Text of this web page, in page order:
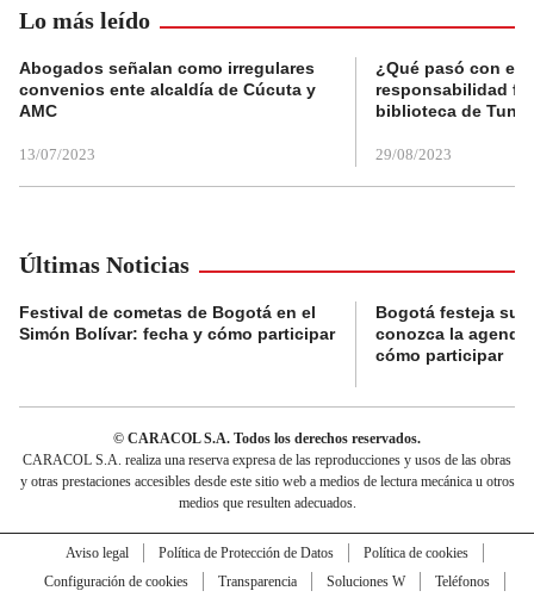
Lo más leído
Abogados señalan como irregulares
convenios ente alcaldía de Cúcuta y
AMC
13/07/2023
¿Qué pasó con el
responsabilidad
biblioteca de
29/08/2023
Últimas Noticias
Festival de cometas de Bogotá en el
Simón Bolívar: fecha y cómo participar
Bogotá festeja su
conozca la
cómo participar
© CARACOL S.A. Todos los derechos reservados.
CARACOL S.A. realiza una reserva expresa de las reproducciones y usos de las obras
y otras prestaciones accesibles desde este sitio web a medios de lectura mecánica u otros
medios que resulten adecuados.
Aviso legal Política de Protección de Datos
Política de cookies
Configuración de cookies
Transparencia Soluciones W
Teléfonos